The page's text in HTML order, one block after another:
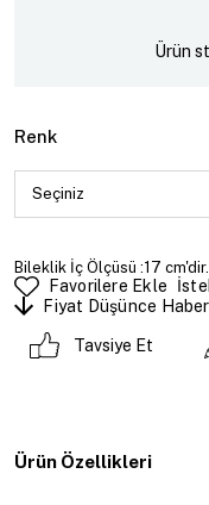
Ürün
Renk
Bileklik İç Ölçüsü :17
Favorilere Ekle
Fiyat Düşünce
Tavsiye Et
Ürün Özellikleri